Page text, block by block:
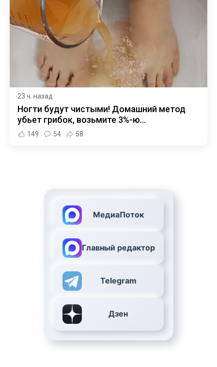
23 ч. назад
Ногти будут чистыми! Домашний метод
убьет грибок, возьмите 3%-ю…
149 54 58
МедиаПоток
Главный редактор
Telegram
Дзен